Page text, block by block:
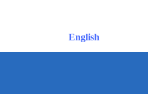
English